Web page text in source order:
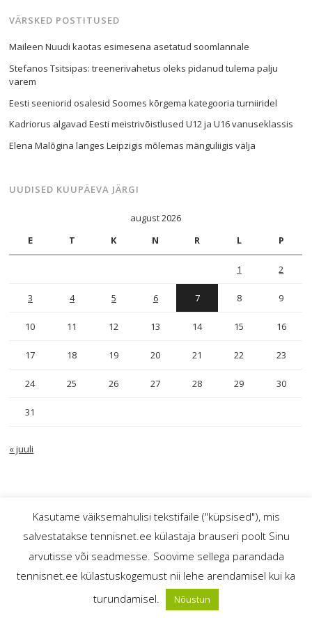
VÄRSKED POSTITUSED
Maileen Nuudi kaotas esimesena asetatud soomlannale
Stefanos Tsitsipas: treenerivahetus oleks pidanud tulema palju
varem
Eesti seeniorid osalesid Soomes kõrgema kategooria turniiridel
Kadriorus algavad Eesti meistrivõistlused U12 ja U16 vanuseklassis
Elena Malõgina langes Leipzigis mõlemas mänguliigis välja
UUDISED KUUPÄEVA JÄRGI
august 2026
E
T K N R L P
1 2
3 4 5 6 7 8 9
10 11 12 13 14 15 16
17 18 19 20 21 22 23
24 25 26 27 28 29 30
31
« juuli
TennisNet.ee – mis? miks? ja kellele?
Reklaam
Kasutustingimused
© tennisnet.ee
Kasutame väiksemahulisi tekstifaile ("küpsised"), mis
salvestatakse tennisnet.ee külastaja brauseri poolt Sinu
arvutisse või seadmesse. Soovime sellega parandada
tennisnet.ee külastuskogemust nii lehe arendamisel kui ka
turundamisel.
Nõustun